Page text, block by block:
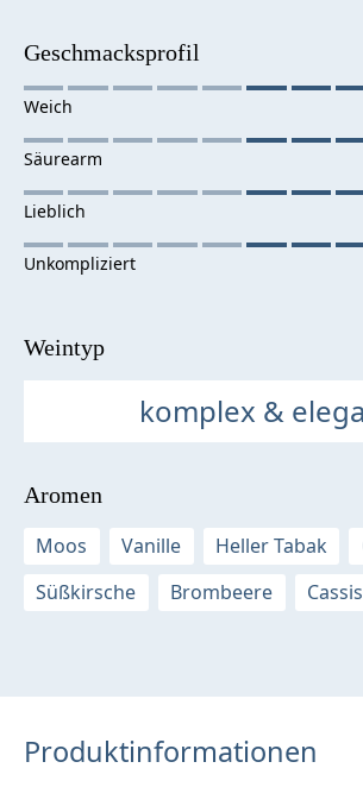
Geschmacksprofil
Weintyp
komplex &
Aromen
Moos
Vanille Heller Tabak
Süßkirsche
Brombeere Cassis
Produktinformationen